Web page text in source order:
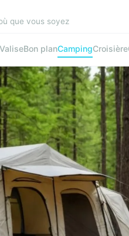
que vous soyez
Bon planCampingCroisière